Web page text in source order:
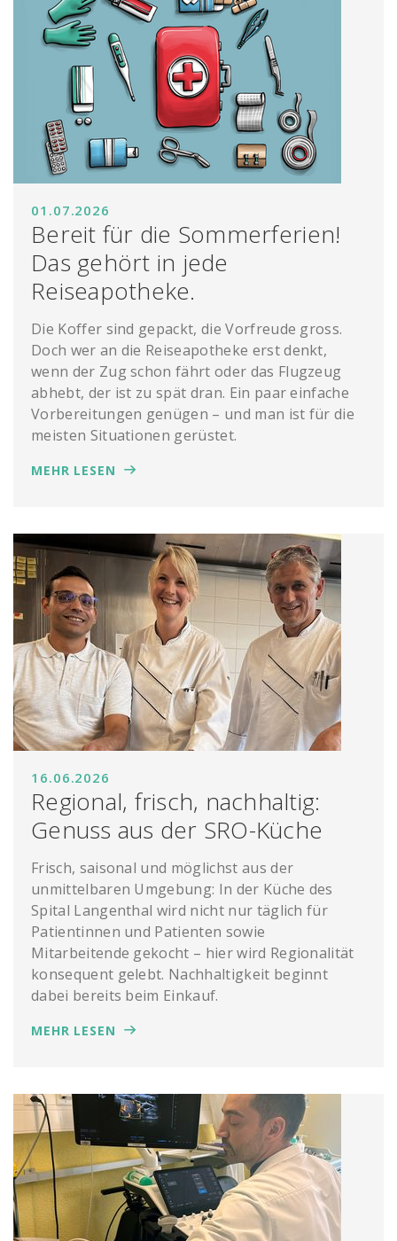
01.07.2026
Bereit für die Sommerferien!
Das gehört in jede
Reiseapotheke.
Die Koffer sind gepackt, die Vorfreude gross.
Doch wer an die Reiseapotheke erst denkt,
wenn der Zug schon fährt oder das Flugzeug
abhebt, der ist zu spät dran. Ein paar einfache
Vorbereitungen genügen – und man ist für die
meisten Situationen gerüstet.
MEHR LESEN
16.06.2026
Regional, frisch, nachhaltig:
Genuss aus der SRO-Küche
Frisch, saisonal und möglichst aus der
unmittelbaren Umgebung: In der Küche des
Spital Langenthal wird nicht nur täglich für
Patientinnen und Patienten sowie
Mitarbeitende gekocht – hier wird Regionalität
konsequent gelebt. Nachhaltigkeit beginnt
dabei bereits beim Einkauf.
MEHR LESEN